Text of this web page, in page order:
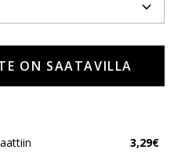
ON SAATAVILLA
3,29€